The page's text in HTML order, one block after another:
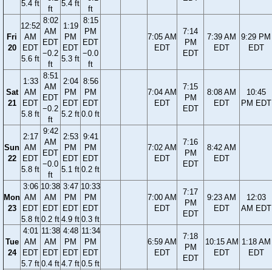
5.4 ft
ft
5.4 ft
ft
Fri
20
12:52
AM
EDT
5.6 ft
8:02
AM
EDT
−0.2
ft
1:19
PM
EDT
5.3 ft
8:15
PM
EDT
−0.0
ft
7:05 AM
EDT
7:14
PM
EDT
7:39 AM
EDT
9:29 PM
EDT
Sat
21
1:33
AM
EDT
5.8 ft
8:51
AM
EDT
−0.2
ft
2:04
PM
EDT
5.2 ft
8:56
PM
EDT
0.0 ft
7:04 AM
EDT
7:15
PM
EDT
8:08 AM
EDT
10:45
PM EDT
Sun
22
2:17
AM
EDT
5.8 ft
9:42
AM
EDT
−0.0
ft
2:53
PM
EDT
5.1 ft
9:41
PM
EDT
0.2 ft
7:02 AM
EDT
7:16
PM
EDT
8:42 AM
EDT
Mon
23
3:06
AM
EDT
5.8 ft
10:38
AM
EDT
0.2 ft
3:47
PM
EDT
4.9 ft
10:33
PM
EDT
0.3 ft
7:00 AM
EDT
7:17
PM
EDT
9:23 AM
EDT
12:03
AM EDT
Tue
24
4:01
AM
EDT
5.7 ft
11:38
AM
EDT
0.4 ft
4:48
PM
EDT
4.7 ft
11:34
PM
EDT
0.5 ft
6:59 AM
EDT
7:18
PM
EDT
10:15 AM
EDT
1:18 AM
EDT